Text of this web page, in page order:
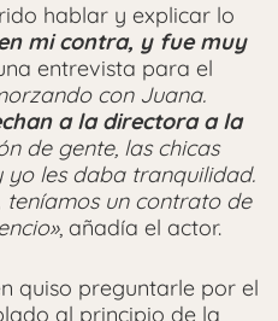
hablar y explicar lo
mi contra, y fue muy
entrevista para el
con Juana.
a la directora a la
de gente, las chicas
yo les daba tranquilidad.
teníamos un contrato de
, añadía el actor.
quiso preguntarle por el
al principio de la